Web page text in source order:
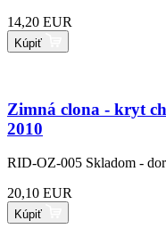
14,20 EUR
Kúpiť
Zimná clona - kryt
2010
RID-OZ-005 Skladom -
20,10 EUR
Kúpiť